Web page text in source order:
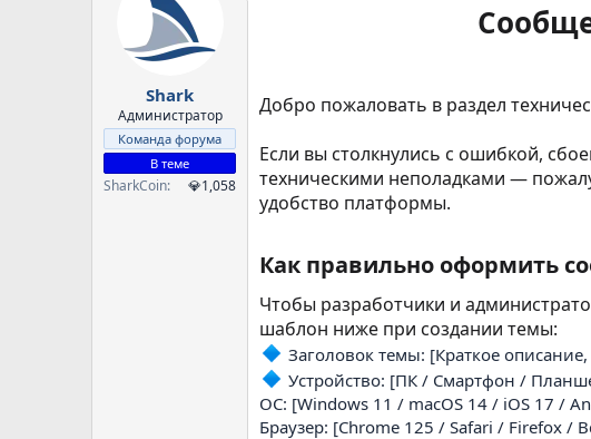
н
а
ч
л
а
Shark
Администратор
Команда форума
В теме
SharkCoin 💎1,058
Добро пожаловать в раздел
Если вы столкнулись с ошибкой,
техническими неполадками —
удобство платформы.
Как правильно оформить
Чтобы разработчики и
шаблон ниже при создании темы:
Заголовок темы: [Краткое
Устройство: [ПК / Смартфон /
ОС: [Windows 11 / macOS 14 / iOS 17 /
Браузер: [Chrome 125 / Safari / Firefox /